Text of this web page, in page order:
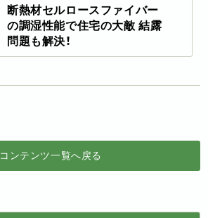
断熱材セルロースファイバー
の調湿性能で住宅の大敵 結露
問題も解決！
コンテンツ一覧へ戻る